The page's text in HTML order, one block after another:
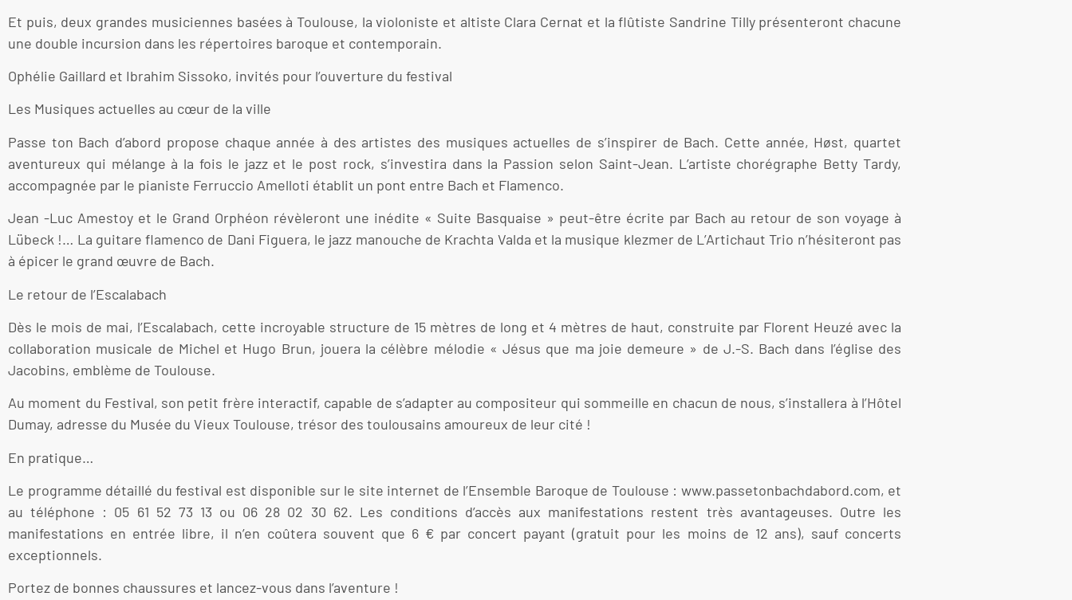
Et puis, deux grandes musiciennes basées à Toulouse, la violoniste et altiste Clara Cernat et la flûtiste Sandrine Tilly présenteront chacune
une double incursion dans les répertoires baroque et contemporain.
Ophélie Gaillard et Ibrahim Sissoko, invités pour l’ouverture du festival
Les Musiques actuelles au cœur de la ville
Passe ton Bach d’abord propose chaque année à des artistes des musiques actuelles de s’inspirer de Bach. Cette année, Høst, quartet
aventureux qui mélange à la fois le jazz et le post rock, s’investira dans la Passion selon Saint-Jean. L’artiste chorégraphe Betty Tardy,
accompagnée par le pianiste Ferruccio Amelloti établit un pont entre Bach et Flamenco.
Jean -Luc Amestoy et le Grand Orphéon révèleront une inédite « Suite Basquaise » peut-être écrite par Bach au retour de son voyage à
Lübeck !… La guitare flamenco de Dani Figuera, le jazz manouche de Krachta Valda et la musique klezmer de L’Artichaut Trio n’hésiteront pas
à épicer le grand œuvre de Bach.
Le retour de l’Escalabach
Dès le mois de mai, l’Escalabach, cette incroyable structure de 15 mètres de long et 4 mètres de haut, construite par Florent Heuzé avec la
collaboration musicale de Michel et Hugo Brun, jouera la célèbre mélodie « Jésus que ma joie demeure » de J.-S. Bach dans l’église des
Jacobins, emblème de Toulouse.
Au moment du Festival, son petit frère interactif, capable de s’adapter au compositeur qui sommeille en chacun de nous, s’installera à l’Hôtel
Dumay, adresse du Musée du Vieux Toulouse, trésor des toulousains amoureux de leur cité !
En pratique…
Le programme détaillé du festival est disponible sur le site internet de l’Ensemble Baroque de Toulouse : www.passetonbachdabord.com, et
au téléphone : 05 61 52 73 13 ou 06 28 02 30 62. Les conditions d’accès aux manifestations restent très avantageuses. Outre les
manifestations en entrée libre, il n’en coûtera souvent que 6 € par concert payant (gratuit pour les moins de 12 ans), sauf concerts
exceptionnels.
Portez de bonnes chaussures et lancez-vous dans l’aventure !